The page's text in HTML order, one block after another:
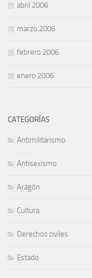
abril 2006
marzo 2006
febrero 2006
enero 2006
CATEGORÍAS
Antimilitarismo
Antisexismo
Aragón
Cultura
Derechos civiles
Estado